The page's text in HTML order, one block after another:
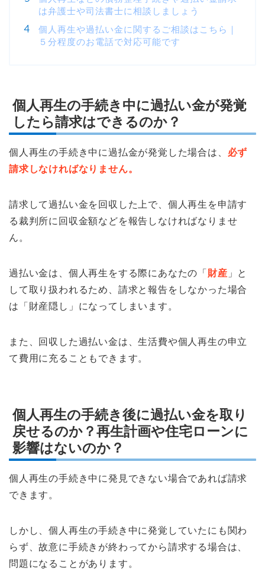
は弁護士や司法書士に相談しましょう
個人再生や過払い金に関するご相談はこちら｜
５分程度のお電話で対応可能です
個人再生の手続き中に過払い金が発覚
したら請求はできるのか？
個人再生の手続き中に過払金が発覚した場合は、 必ず
請求しなければなりません。
請求して過払い金を回収した上で、個人再生を申請す
る裁判所に回収金額などを報告しなければなりませ
ん。
過払い金は、個人再生をする際にあなたの「 財産 」と
して取り扱われるため、請求と報告をしなかった場合
は「財産隠し」になってしまいます。
また、回収した過払い金は、生活費や個人再生の申立
て費用に充ることもできます。
個人再生の手続き後に過払い金を取り
戻せるのか？再生計画や住宅ローンに
影響はないのか？
個人再生の手続き中に発見できない場合であれば請求
できます。
しかし、個人再生の手続き中に発覚していたにも関わ
らず、故意に手続きが終わってから請求する場合は、
問題になることがあります。